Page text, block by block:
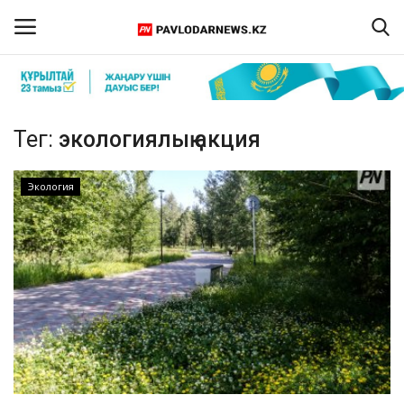
Тіркелу
Бізбен байланыс
ПАВЛОДАР ОБЛЫСЫ
ҚАЗАҚСТАН
ӘЛЕМ
Спорт
Тег: экологиялық акция
Экология